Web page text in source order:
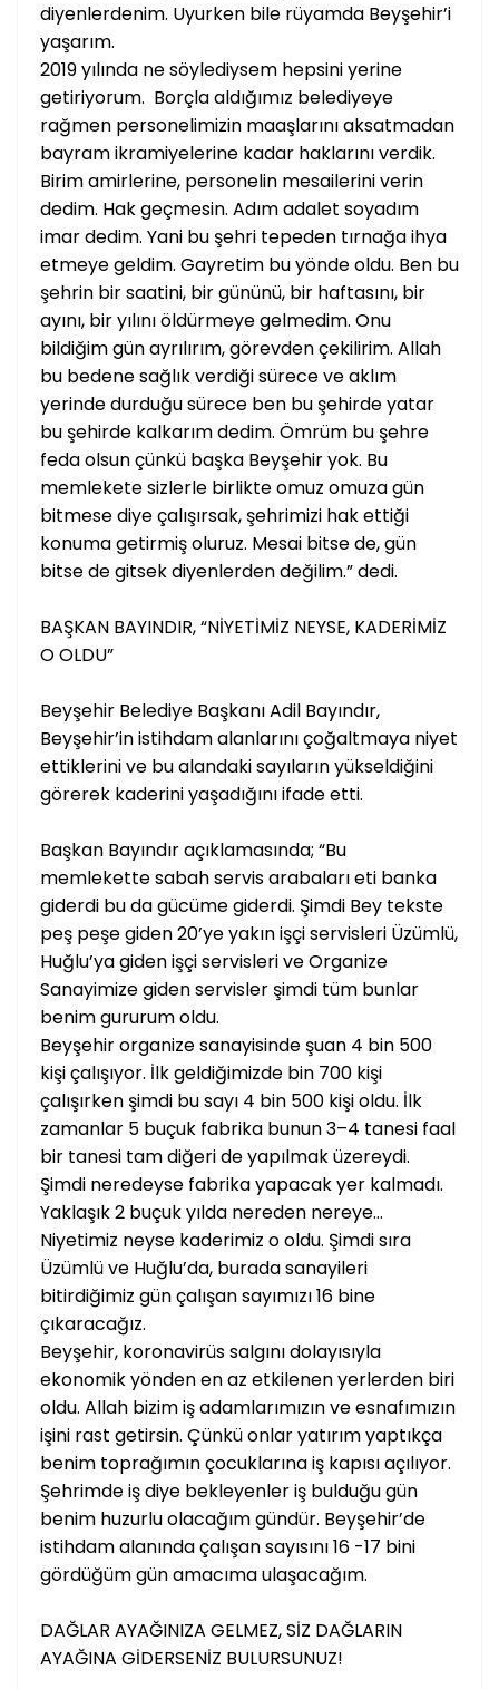
diyenlerdenim. Uyurken bile rüyamda Beyşehir’i
yaşarım.
2019 yılında ne söylediysem hepsini yerine
getiriyorum. Borçla aldığımız belediyeye
rağmen personelimizin maaşlarını aksatmadan
bayram ikramiyelerine kadar haklarını verdik.
Birim amirlerine, personelin mesailerini verin
dedim. Hak geçmesin. Adım adalet soyadım
imar dedim. Yani bu şehri tepeden tırnağa ihya
etmeye geldim. Gayretim bu yönde oldu. Ben bu
şehrin bir saatini, bir gününü, bir haftasını, bir
ayını, bir yılını öldürmeye gelmedim. Onu
bildiğim gün ayrılırım, görevden çekilirim. Allah
bu bedene sağlık verdiği sürece ve aklım
yerinde durduğu sürece ben bu şehirde yatar
bu şehirde kalkarım dedim. Ömrüm bu şehre
feda olsun çünkü başka Beyşehir yok. Bu
memlekete sizlerle birlikte omuz omuza gün
bitmese diye çalışırsak, şehrimizi hak ettiği
konuma getirmiş oluruz. Mesai bitse de, gün
bitse de gitsek diyenlerden değilim.” dedi.
BAŞKAN BAYINDIR, “NİYETİMİZ NEYSE, KADERİMİZ
O OLDU”
Beyşehir Belediye Başkanı Adil Bayındır,
Beyşehir’in istihdam alanlarını çoğaltmaya niyet
ettiklerini ve bu alandaki sayıların yükseldiğini
görerek kaderini yaşadığını ifade etti.
Başkan Bayındır açıklamasında; “Bu
memlekette sabah servis arabaları eti banka
giderdi bu da gücüme giderdi. Şimdi Bey tekste
peş peşe giden 20’ye yakın işçi servisleri Üzümlü,
Huğlu’ya giden işçi servisleri ve Organize
Sanayimize giden servisler şimdi tüm bunlar
benim gururum oldu.
Beyşehir organize sanayisinde şuan 4 bin 500
kişi çalışıyor. İlk geldiğimizde bin 700 kişi
çalışırken şimdi bu sayı 4 bin 500 kişi oldu. İlk
zamanlar 5 buçuk fabrika bunun 3–4 tanesi faal
bir tanesi tam diğeri de yapılmak üzereydi.
Şimdi neredeyse fabrika yapacak yer kalmadı.
Yaklaşık 2 buçuk yılda nereden nereye…
Niyetimiz neyse kaderimiz o oldu. Şimdi sıra
Üzümlü ve Huğlu’da, burada sanayileri
bitirdiğimiz gün çalışan sayımızı 16 bine
çıkaracağız.
Beyşehir, koronavirüs salgını dolayısıyla
ekonomik yönden en az etkilenen yerlerden biri
oldu. Allah bizim iş adamlarımızın ve esnafımızın
işini rast getirsin. Çünkü onlar yatırım yaptıkça
benim toprağımın çocuklarına iş kapısı açılıyor.
Şehrimde iş diye bekleyenler iş bulduğu gün
benim huzurlu olacağım gündür. Beyşehir’de
istihdam alanında çalışan sayısını 16 -17 bini
gördüğüm gün amacıma ulaşacağım.
DAĞLAR AYAĞINIZA GELMEZ, SİZ DAĞLARIN
AYAĞINA GİDERSENİZ BULURSUNUZ!